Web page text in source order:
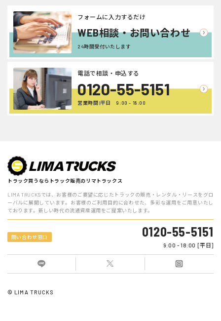
WEB相談・お問い合わせ
フォームに入力するだけ
24時間受付いたします
0120-55-5151
電話で相談・申込する
営業時間 |平日 9:00 - 18:00
トラック買うならトラック販売のリマトラックス
LIMA TRUCKSでは、お客様のご要望に応じたトラックの販売・レンタル・リースをグロ
ーバルに展開しています。お客様のご利用目的に合わせた、多彩な運用をご用意いたし
ております。新しい時代の流通資産運用をご提案いたします。
問い合わせ窓口 0120-55-5151
9:00 - 18:00 [平日]
© LIMA TRUCKS